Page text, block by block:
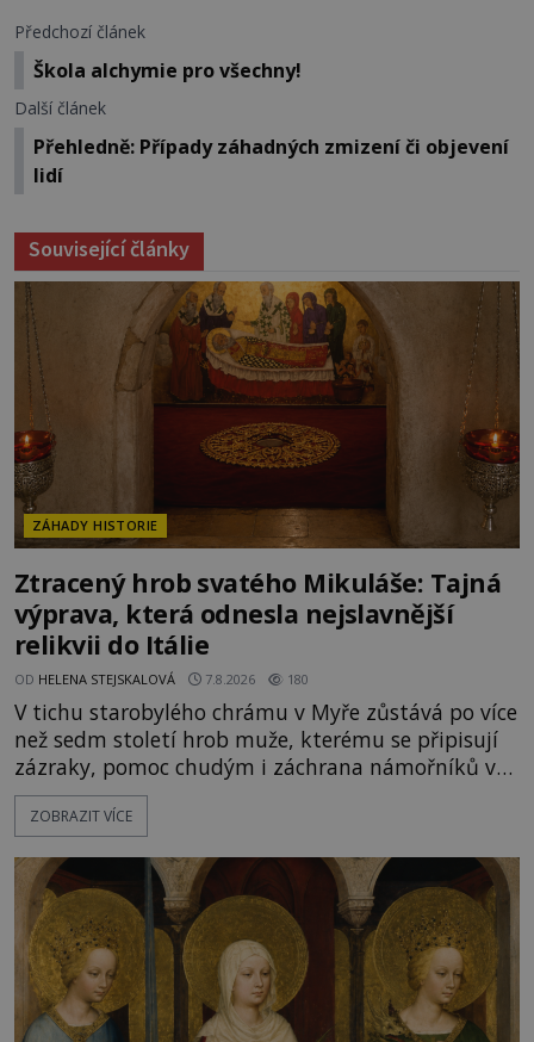
Předchozí článek
Škola alchymie pro všechny!
Další článek
Přehledně: Případy záhadných zmizení či objevení
lidí
Související články
ZÁHADY HISTORIE
Ztracený hrob svatého Mikuláše: Tajná
výprava, která odnesla nejslavnější
relikvii do Itálie
OD HELENA STEJSKALOVÁ 7.8.2026 180
V tichu starobylého chrámu v Myře zůstává po více
než sedm století hrob muže, kterému se připisují
zázraky, pomoc chudým i záchrana námořníků v
bouřích. Pak ale přichází rok 1087 a klidné místo
se mění v dějiště podivné noční výpravy. Skupina
Mikuláše a odváží jeho ostatky přes moře do Bari.
Je to zbožná záchrana před nebezpečím, nebo
promyšlená krádež,
ZOBRAZIT VÍCE